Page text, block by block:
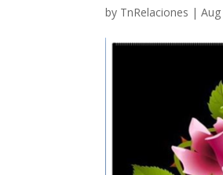
by TnRelaciones |